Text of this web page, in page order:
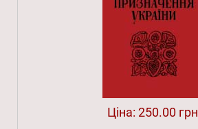
Ціна: 250.00